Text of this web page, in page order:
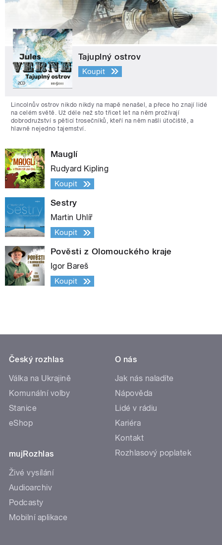
Tajuplný ostrov
Koupit
Lincolnův ostrov nikdo nikdy na mapě nenašel, a přece ho znají lidé
na celém světě. Už déle než sto třicet let na něm prožívají
dobrodružství s pěticí trosečníků, kteří na něm našli útočiště, a
hlavně nejedno tajemství.
Mauglí
Rudyard Kipling
Koupit
Sestry
Martin Uhlíř
Koupit
Pověsti z Olomouckého kraje
Igor Bareš
Koupit
Český rozhlas
Válka na Ukrajině
Komunální volby
Stanice
eShop
mujRozhlas
Živé vysílání
Audioarchiv
Podcasty
Mobilní aplikace
O nás
Jak nás naladíte
Nápověda
Lidé v rádiu
Kariéra
Kontakt
Rozhlasový poplatek